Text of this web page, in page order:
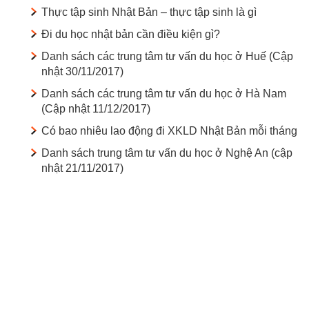
Thực tập sinh Nhật Bản – thực tập sinh là gì
Đi du học nhật bản cần điều kiện gì?
Danh sách các trung tâm tư vấn du học ở Huế (Cập
nhật 30/11/2017)
Danh sách các trung tâm tư vấn du học ở Hà Nam
(Cập nhật 11/12/2017)
Có bao nhiêu lao động đi XKLD Nhật Bản mỗi tháng
Danh sách trung tâm tư vấn du học ở Nghệ An (cập
nhật 21/11/2017)